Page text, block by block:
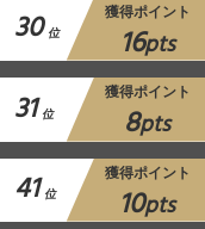
30 位
獲得ポイント
16pts
31 位
獲得ポイント
8pts
41 位
獲得ポイント
10pts